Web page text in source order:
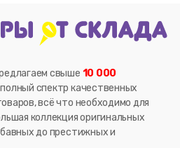
свыше 10 000
спектр качественных
всё что необходимо для
коллекция оригинальных
до престижных и